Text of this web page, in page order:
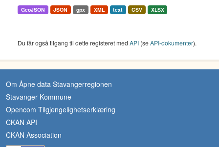
GeoJSON JSON gpx XML text CSV XLSX
Du får også tilgang til dette registeret med API (seAPI-dokumenter).
Om Åpne data Stavangerregionen
Stavanger Kommune
Opencom Tilgjengelighetserklæring
CKAN API
CKAN Association